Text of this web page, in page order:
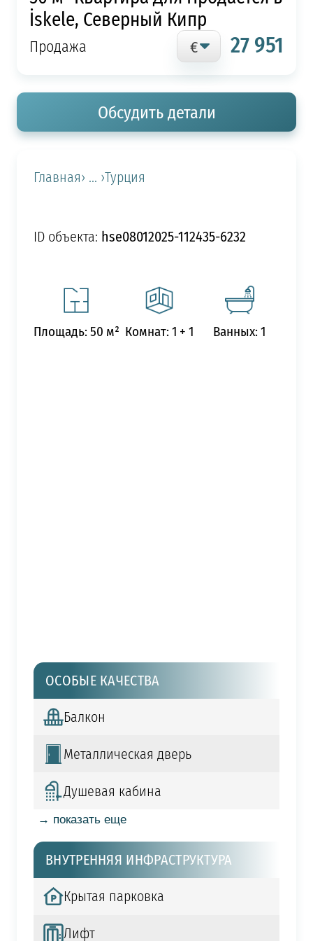
İskele, Северный Кипр
Продажа 27 951
Обсудить детали
Главная› ... ›Турция
ID объекта: hse08012025-112435-6232
Площадь: 50 м² Комнат: 1 + 1 Ванных: 1
ОСОБЫЕ КАЧЕСТВА
Балкон
Металлическая дверь
Душевая кабина
→ показать еще
ВНУТРЕННЯЯ ИНФРАСТРУКТУРА
Крытая парковка
Лифт